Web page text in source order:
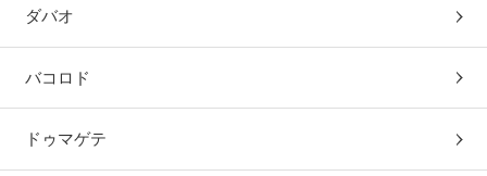
ダバオ
バコロド
ドゥマゲテ